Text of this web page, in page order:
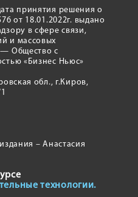
принятия решения о
от 18.01.2022г. выдано
в сфере связи,
и массовых
Общество с
«Бизнес Ньюс»
обл., г.Киров,
– Анастасия
технологии.